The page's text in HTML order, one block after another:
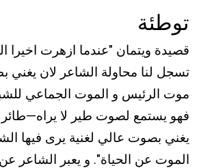
توطئة
قصيدة ويتمان "عندما ازهرت اخيرا
تسجل لنا محاولة الشاعر لان يغني
موت الرئيس و الموت الجماعي
فهو يستمع لصوت طير لا
يغني بصوت عالي لغنية يرى فيها
الموت عن الحياة". و يعبر الشاعر عن